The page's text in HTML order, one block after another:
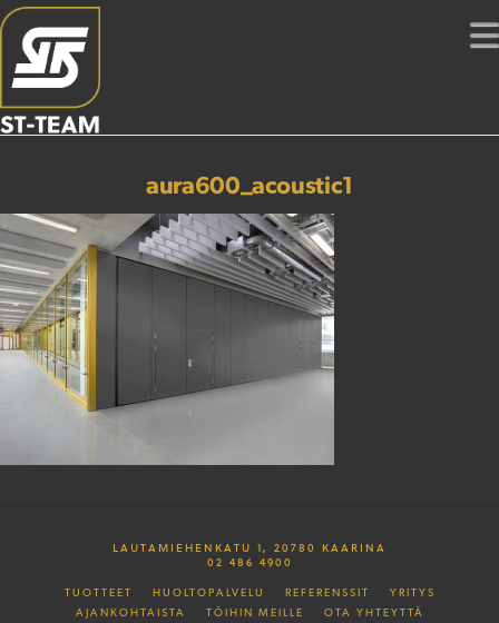
aura600_acoustic1
LAUTAMIEHENKATU 1, 20780 KAARINA
02 486 4900
TUOTTEET HUOLTOPALVELU REFERENSSIT
YRITYS
AJANKOHTAISTA
TÖIHIN MEILLE OTA YHTEYTTÄ